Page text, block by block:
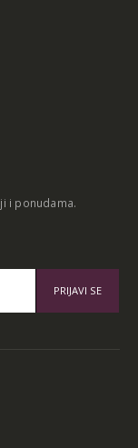
i ponudama.